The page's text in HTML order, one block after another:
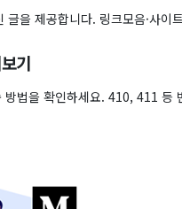
글을 제공합니다. 링크모음·사이
기
법을 확인하세요. 410, 411 등